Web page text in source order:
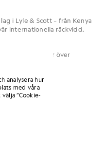
i Lyle & Scott – från Kenya
internationella räckvidd,
människor över
analysera hur
med våra
”Cookie-